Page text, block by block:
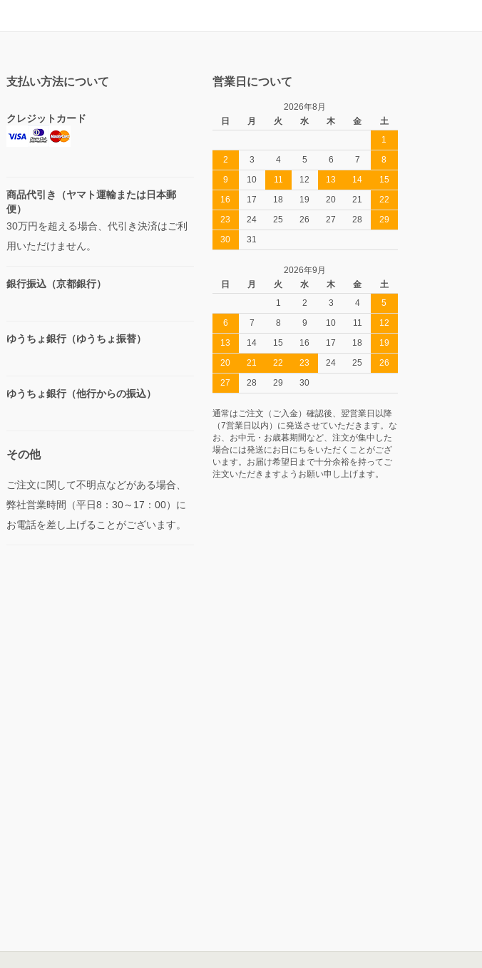
支払い方法について
クレジットカード
商品代引き（ヤマト運輸または日本郵
便）
30万円を超える場合、代引き決済はご利
用いただけません。
銀行振込（京都銀行）
ゆうちょ銀行（ゆうちょ振替）
ゆうちょ銀行（他行からの振込）
その他
ご注文に関して不明点などがある場合、
弊社営業時間（平日8：30～17：00）に
お電話を差し上げることがございます。
営業日について
2026年8月
日
月 火 水 木 金
土
1
2
3 4 5 6 7
8
9
10 11 12 13 14
15
16
17 18 19 20 21
22
23
24 25 26 27 28
29
30
31
2026年9月
日
月 火 水 木 金
土
1
2 3 4
5
6
7 8 9 10 11
12
13
14 15 16 17 18
19
20
21 22 23 24 25
26
27
28 29 30
通常はご注文（ご入金）確認後、翌営業日以降
（7営業日以内）に発送させていただきます。な
お、お中元・お歳暮期間など、注文が集中した
場合には発送にお日にちをいただくことがござ
います。お届け希望日まで十分余裕を持ってご
注文いただきますようお願い申し上げます。